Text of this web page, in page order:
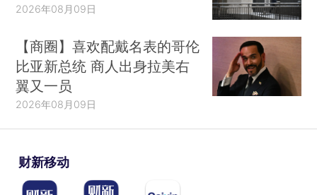
2026年08月09日
【商圈】喜欢配戴名表的哥伦
比亚新总统 商人出身拉美右
翼又一员
2026年08月09日
财新移动